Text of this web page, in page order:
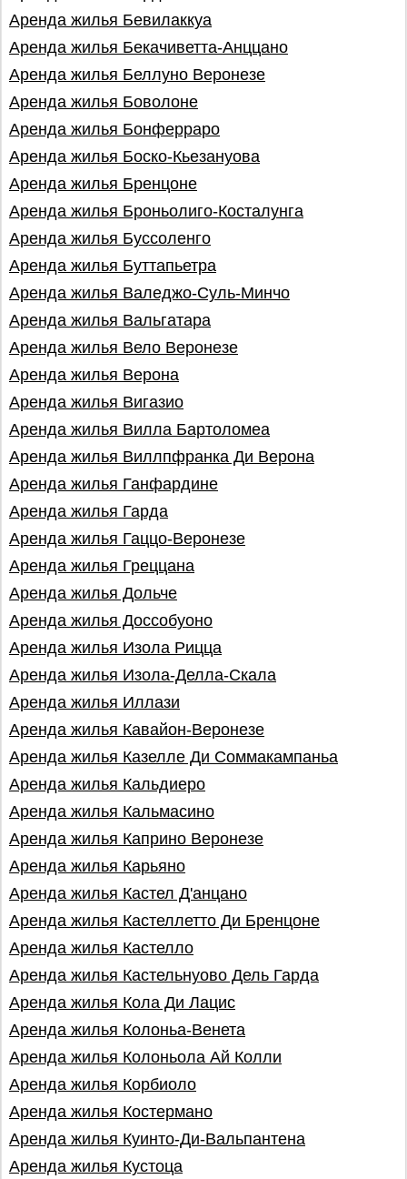
Аренда жилья Бевилаккуа
Аренда жилья Бекачиветта-Анццано
Аренда жилья Беллуно Веронезе
Аренда жилья Боволоне
Аренда жилья Бонферраро
Аренда жилья Боско-Кьезануова
Аренда жилья Бренцоне
Аренда жилья Броньолиго-Косталунга
Аренда жилья Буссоленго
Аренда жилья Буттапьетра
Аренда жилья Валеджо-Суль-Минчо
Аренда жилья Вальгатара
Аренда жилья Вело Веронезе
Аренда жилья Верона
Аренда жилья Вигазио
Аренда жилья Вилла Бартоломеа
Аренда жилья Виллпфранка Ди Верона
Аренда жилья Ганфардинe
Аренда жилья Гарда
Аренда жилья Гаццо-Веронезе
Аренда жилья Греццана
Аренда жилья Дольче
Аренда жилья Доссобуоно
Аренда жилья Изола Рицца
Аренда жилья Изола-Делла-Скала
Аренда жилья Иллази
Аренда жилья Кавайон-Веронезе
Аренда жилья Казелле Ди Соммакампаньа
Аренда жилья Кальдиеро
Аренда жилья Кальмасино
Аренда жилья Каприно Веронезе
Аренда жилья Карьяно
Аренда жилья Кастел Д'анцано
Аренда жилья Кастеллетто Ди Бренцоне
Аренда жилья Кастелло
Аренда жилья Кастельнуово Дель Гарда
Аренда жилья Кола Ди Лацис
Аренда жилья Колоньа-Венета
Аренда жилья Колоньола Ай Колли
Аренда жилья Корбиоло
Аренда жилья Костермано
Аренда жилья Куинто-Ди-Вальпантена
Аренда жилья Кустоца